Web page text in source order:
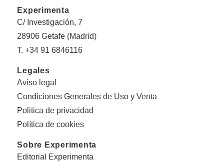
Experimenta
C/ Investigación, 7
28906 Getafe (Madrid)
T. +34 91 6846116
Legales
Aviso legal
Condiciones Generales de Uso y Venta
Politica de privacidad
Política de cookies
Sobre Experimenta
Editorial Experimenta